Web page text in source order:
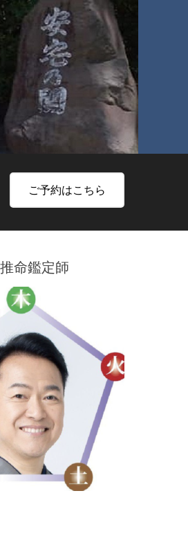
ご予約はこちら
命鑑定師